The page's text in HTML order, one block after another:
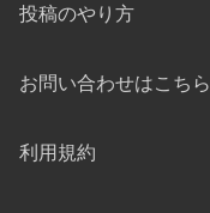
投稿のやり方
お問い合わせはこちら
利用規約